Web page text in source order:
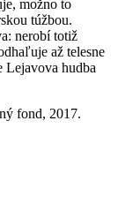
možno to
túžbou.
nerobí totiž
až telesne
Lejavova hudba
fond, 2017.